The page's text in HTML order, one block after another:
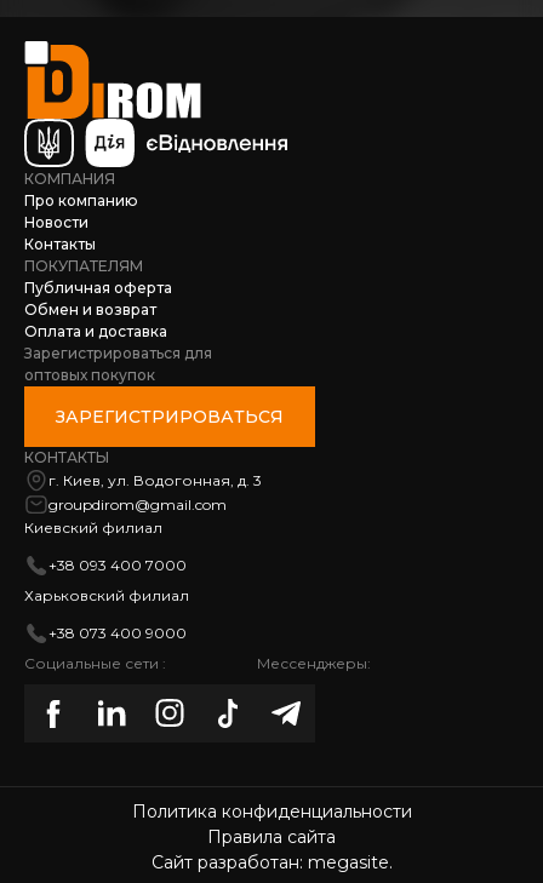
КОМПАНИЯ
Про компанию
Новости
Контакты
ПОКУПАТЕЛЯМ
Публичная оферта
Обмен и возврат
Оплата и доставка
Зарегистрироваться для
оптовых покупок
ЗАРЕГИСТРИРОВАТЬСЯ
КОНТАКТЫ
г. Киев, ул. Водогонная, д. 3
groupdirom@gmail.com
Киевский филиал
+38 093 400 7000
Харьковский филиал
+38 073 400 9000
Социальные сети :
Мессенджеры:
Политика конфиденциальности
Правила сайта
Сайт разработан: megasite.